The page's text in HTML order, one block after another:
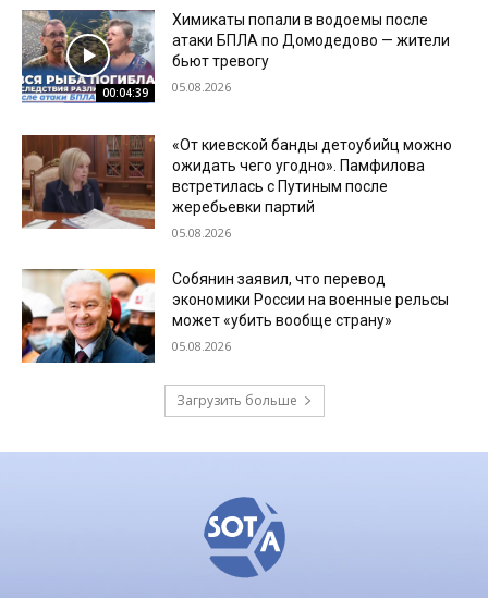
00:04:39
Химикаты попали в водоемы после
атаки БПЛА по Домодедово — жители
бьют тревогу
05.08.2026
«От киевской банды детоубийц можно
ожидать чего угодно». Памфилова
встретилась с Путиным после
жеребьевки партий
05.08.2026
Собянин заявил, что перевод
экономики России на военные рельсы
может «убить вообще страну»
05.08.2026
Загрузить больше